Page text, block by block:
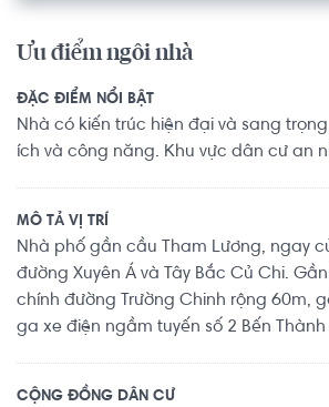
Ưu điểm ngôi nhà
ĐẶC ĐIỂM NỔI BẬT
Nhà có kiến trúc hiện đại và sang
ích và công năng. Khu vực dân cư an
MÔ TẢ VỊ TRÍ
Nhà phố gần cầu Tham Lương, ngay
đường Xuyên Á và Tây Bắc Củ Chi.
chính đường Trường Chinh rộng 60m,
ga xe điện ngầm tuyến số 2 Bến
CỘNG ĐỒNG DÂN CƯ